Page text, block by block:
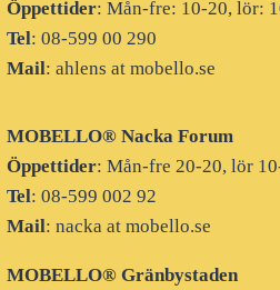
Öppettider: Mån-fre: 10-20, lör:
Tel: 08-599 00 290
Mail: ahlens at mobello.se
MOBELLO® Nacka Forum
Öppettider: Mån-fre 20-20, lör
Tel: 08-599 002 92
Mail: nacka at mobello.se
MOBELLO®Gränbystaden